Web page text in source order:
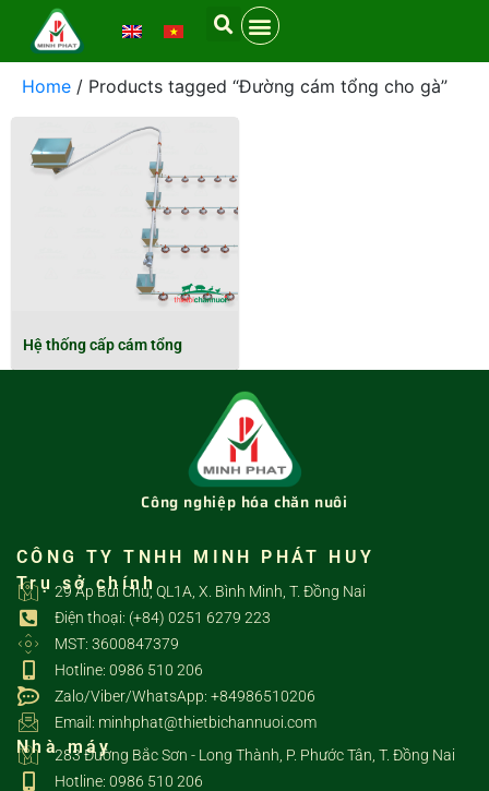
Home / Products tagged “Đường cám tổng cho gà”
Hệ thống cấp cám tổng
Công nghiệp hóa chăn nuôi
CÔNG TY TNHH MINH PHÁT HUY
Trụ sở chính
29 Ấp Bùi Chu, QL1A, X. Bình Minh, T. Đồng Nai
Điện thoại: (+84) 0251 6279 223
MST: 3600847379
Hotline: 0986 510 206
Zalo/Viber/WhatsApp: +84986510206
Email: minhphat@thietbichannuoi.com
Nhà máy
283 Đường Bắc Sơn - Long Thành, P. Phước Tân, T. Đồng Nai
Hotline: 0986 510 206